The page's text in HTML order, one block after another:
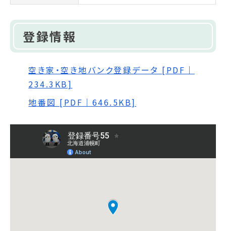
登録情報
空き家・空き地バンク登録データ [PDF｜
234.3KB]
地番図 [PDF｜646.5KB]